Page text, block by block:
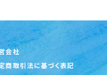
会社
商取引法に基づく表記